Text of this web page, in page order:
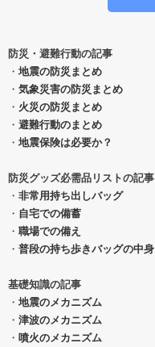
防災・避難行動の記事
・ 地震の防災まとめ
・ 気象災害の防災まとめ
・ 火災の防災まとめ
・ 避難行動のまとめ
・ 地震保険は必要か？
防災グッズ必需品リストの記事
・ 非常用持ち出しバッグ
・ 自宅での備蓄
・ 職場での備え
・ 普段の持ち歩きバッグの中身
基礎知識の記事
・ 地震のメカニズム
・ 津波のメカニズム
・ 噴火のメカニズム